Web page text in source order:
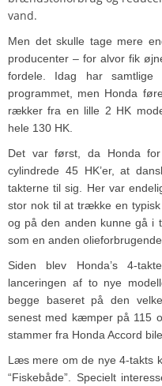
vand.
Men det skulle tage mere
producenter – for alvor fik
fordele. Idag har samtlige
programmet, men Honda
rækker fra en lille 2 HK
hele 130 HK.
Det var først, da Honda
cylindrede 45 HK’er, at
takterne til sig. Her var
stor nok til at trække en
og på den anden kunne gå i
som en anden
Siden blev Honda’s 4-
lanceringen af to nye
begge baseret på den
senest med kæmper på 115
stammer fra Honda Accord
Læs mere om de nye 4-takts
“Fiskebåde”. Specielt